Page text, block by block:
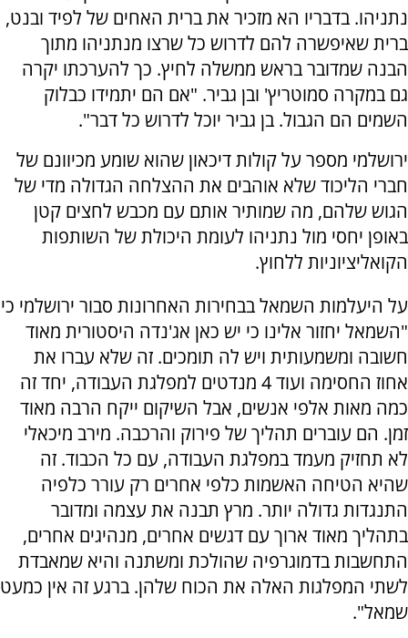
נתניהו. בדבריו הא מזכיר את ברית האחים של לפיד ובנט,
ברית שאיפשרה להם לדרוש כל שרצו מנתניהו מתוך
הבנה שמדובר בראש ממשלה לחיץ. כך להערכתו יקרה
גם במקרה סמוטריץ' ובן גביר. "אם הם יתמידו כבלוק
השמים הם הגבול. בן גביר יוכל לדרוש כל דבר".
ירושלמי מספר על קולות דיכאון שהוא שומע מכיוונם של
חברי הליכוד שלא אוהבים את ההצלחה הגדולה מדי של
הגוש שלהם, מה שמותיר אותם עם מכבש לחצים קטן
באופן יחסי מול נתניהו לעומת היכולת של השותפות
הקואליציוניות ללחוץ.
על היעלמות השמאל בבחירות האחרונות סבור ירושלמי כי
"השמאל יחזור אלינו כי יש כאן אג'נדה היסטורית מאוד
חשובה ומשמעותית ויש לה תומכים. זה שלא עברו את
אחוז החסימה ועוד 4 מנדטים למפלגת העבודה, יחד זה
כמה מאות אלפי אנשים, אבל השיקום ייקח הרבה מאוד
זמן. הם עוברים תהליך של פירוק והרכבה. מירב מיכאלי
לא תחזיק מעמד במפלגת העבודה, עם כל הכבוד. זה
שהיא הטיחה האשמות כלפי אחרים רק עורר כלפיה
התנגדות גדולה יותר. מרץ תבנה את עצמה ומדובר
בתהליך מאוד ארוך עם דגשים אחרים, מנהיגים אחרים,
התחשבות בדמוגרפיה שהולכת ומשתנה והיא שמאבדת
לשתי המפלגות האלה את הכוח שלהן. ברגע זה אין כמעט
שמאל".